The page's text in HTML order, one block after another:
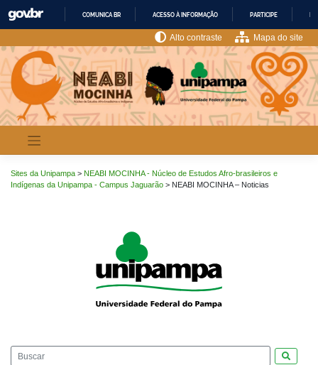
para
o
conteúdo
IR
PARA
O
CONTEÚDO
COMUNICA BR ACESSO À INFORMAÇÃO PARTICIPE
Alto contraste Mapa do site
Sites da Unipampa > NEABI MOCINHA - Núcleo de Estudos Afro-brasileiros e
Indígenas da Unipampa - Campus Jaguarão > NEABI MOCINHA – Noticias